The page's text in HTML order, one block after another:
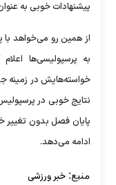
پیشنهادات خوبی به
از همین رو می‌خواهد با
به پرسپولیسی‌ها
خواسته‌هایش در زمینه
نتایج خوبی در پرسپولیس
پایان فصل بدون تغییر
ادامه می‌دهد.
منبع: خبر ورزشی